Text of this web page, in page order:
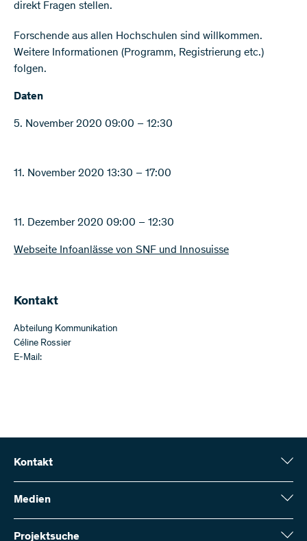
direkt Fragen stellen.
Forschende aus allen Hochschulen sind willkommen.
Weitere Informationen (Programm, Registrierung etc.)
folgen.
Daten
5. November 2020 09:00 – 12:30
11. November 2020 13:30 – 17:00
11. Dezember 2020 09:00 – 12:30
Webseite Infoanlässe von SNF und Innosuisse
Kontakt
Abteilung Kommunikation
Céline Rossier
E-Mail:
Kontakt
Schweizerischer Nationalfonds (SNF)
Wildhainweg 3
Medien
Medienauskünfte
Jahresbericht
Projektsuche